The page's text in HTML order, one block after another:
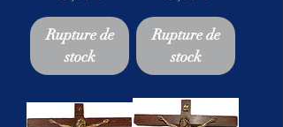
Rupture de
stock
Rupture de
stock